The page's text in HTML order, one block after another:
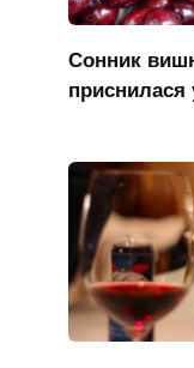
Сонник
приснилася